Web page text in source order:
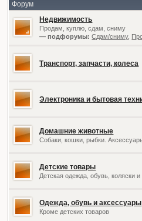
Форум
Недвижимость
Продам, куплю, сдам, сниму
— подфорумы: Сдам/сниму,
Транспорт, запчасти, колеса
Электроника и бытовая
Домашние животные
Собаки, кошки, рыбки.
Детские товары
Детская одежда, обувь, коляски и
Одежда, обувь и аксессуары
Кроме детских товаров